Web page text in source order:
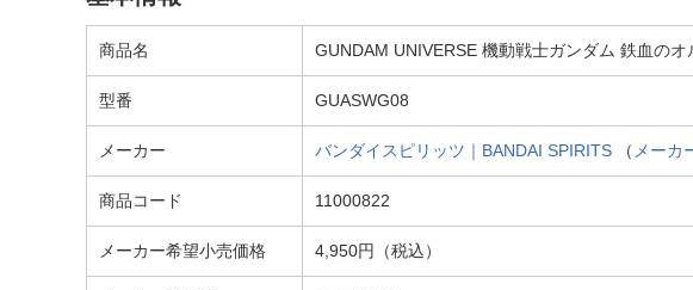
商品名 GUNDAM UNIVERSE 機動戦士ガンダム 鉄血の
型番 GUASWG08
メーカー バンダイスピリッツ｜BANDAI SPIRITS （ メーカ
商品コード 11000822
メーカー希望小売価格 4,950円（税込）